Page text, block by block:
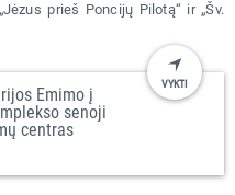
prieš Poncijų Pilotą“ ir „Šv.
Ėmimo į
senoji
centras
VYKTI